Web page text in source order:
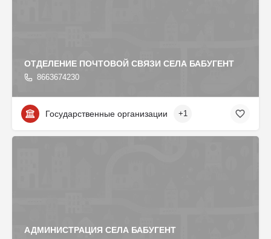
ОТДЕЛЕНИЕ ПОЧТОВОЙ СВЯЗИ СЕЛА БАБУГЕНТ
8663674230
Государственные организации +1
АДМИНИСТРАЦИЯ СЕЛА БАБУГЕНТ